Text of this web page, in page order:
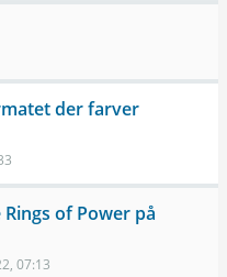
der farver
of Power på
07:13